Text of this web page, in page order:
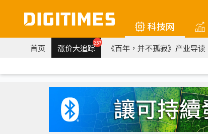
科技网
首页 涨价大追踪257 《百年，并不孤寂》产业导读